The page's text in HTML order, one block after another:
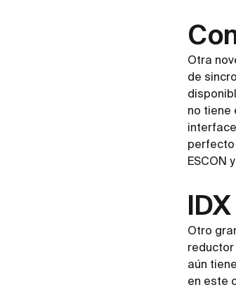
Otra
de
no tiene
perfecto
ESCON
Otro
reductor
aún
en este